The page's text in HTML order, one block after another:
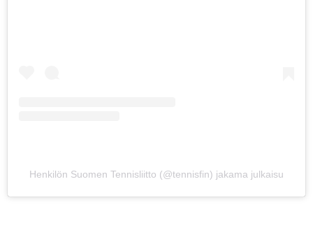
Henkilön Suomen Tennisliitto (@tennisfin) jakama julkaisu